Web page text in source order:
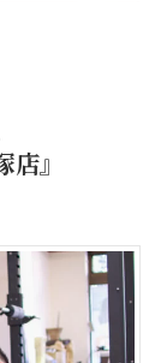
』